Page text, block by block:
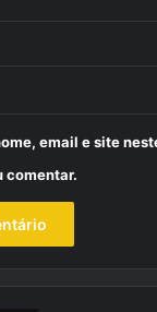
email e site
comentar.